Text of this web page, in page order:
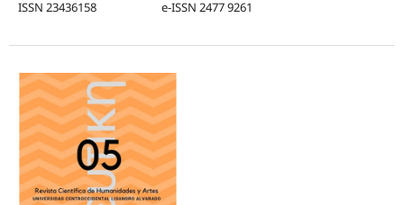
ISSN 23436158 e-ISSN 2477 9261